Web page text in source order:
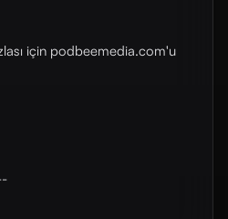
için ⁠⁠⁠⁠⁠⁠⁠⁠⁠⁠⁠⁠⁠⁠⁠⁠⁠⁠⁠podbeemedia.com⁠⁠⁠⁠⁠⁠⁠⁠⁠⁠⁠⁠⁠⁠⁠⁠⁠⁠⁠'u